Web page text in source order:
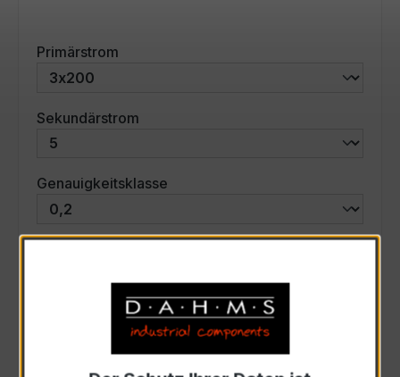
Primärstrom
Sekundärstrom
Genauigkeitsklasse
Auswahl zurücksetzen